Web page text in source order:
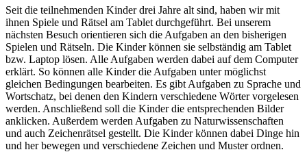
Seit die teilnehmenden Kinder drei Jahre alt sind, haben wir mit
ihnen Spiele und Rätsel am Tablet durchgeführt. Bei unserem
nächsten Besuch orientieren sich die Aufgaben an den bisherigen
Spielen und Rätseln. Die Kinder können sie selbständig am Tablet
bzw. Laptop lösen. Alle Aufgaben werden dabei auf dem Computer
erklärt. So können alle Kinder die Aufgaben unter möglichst
gleichen Bedingungen bearbeiten. Es gibt Aufgaben zu Sprache und
Wortschatz, bei denen den Kindern verschiedene Wörter vorgelesen
werden. Anschließend soll die Kinder die entsprechenden Bilder
anklicken. Außerdem werden Aufgaben zu Naturwissenschaften
und auch Zeichenrätsel gestellt. Die Kinder können dabei Dinge hin
und her bewegen und verschiedene Zeichen und Muster ordnen.